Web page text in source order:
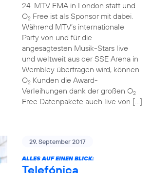
24. MTV EMA in London statt und
O2Free ist als Sponsor mit dabei.
Während MTV’s internationale
Party von und für die
angesagtesten Musik-Stars live
und weltweit aus der SSE Arena in
Wembley übertragen wird, können
O2Kunden die Award-
Verleihungen dank der großen O2
Free Datenpakete auch live von […]
29. September 2017
ALLES AUF EINEN BLICK:
Telefónica